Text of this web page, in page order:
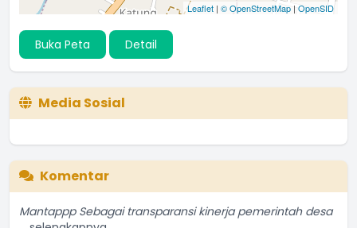
Leaflet | © OpenStreetMap | OpenSID
Buka Peta Detail
Media Sosial
Komentar
...selengkapnya